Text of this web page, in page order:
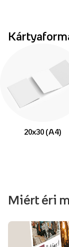
20x30 (A4)
Miért éri